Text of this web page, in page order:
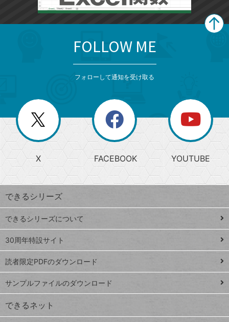
じ
る
search
検
索
上
昇
ワ
ー
ド
Google
スプレ
ッドシ
ート
iPhone
VLOOKUP
閉
じ
る
ー
か
ら
探
す
ト
ッ
プ
ペ
ジ
連載
FOLLOW ME
フォローして通知を受け取る
X FACEBOOK YOUTUBE
できるシリーズ
できるシリーズについて
30周年特設サイト
読者限定PDFのダウンロード
サンプルファイルのダウンロード
できるネット